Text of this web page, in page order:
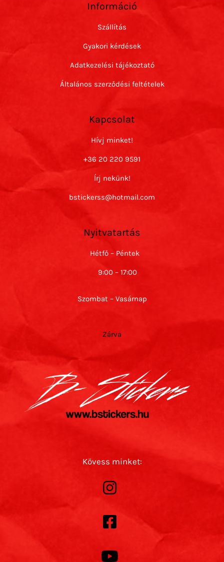
Információ
Szállítás
Gyakori kérdések
Adatkezelési tájékoztató
Általános szerződési feltételek
Kapcsolat
Hívj minket!
+36 20 220 9591
Írj nekünk!
bstickerss@hotmail.com
Nyitvatartás
Hétfő – Péntek
9:00 – 17:00
Szombat – Vasárnap
Zárva
Kövess minket: